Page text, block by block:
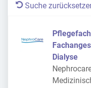
Suche
Dialyse